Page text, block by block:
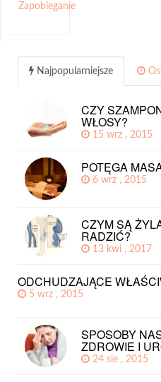
Zapobieganie
Najpopularniejsze
CZY
WŁOSY?
15 wrz , 2015
POTĘGA
6 wrz , 2015
CZYM SĄ
RADZIĆ?
13 kwi , 2017
ODCHUDZAJĄCE
5 wrz , 2015
SPOSOBY
ZDROWIE I
24 sie , 2015